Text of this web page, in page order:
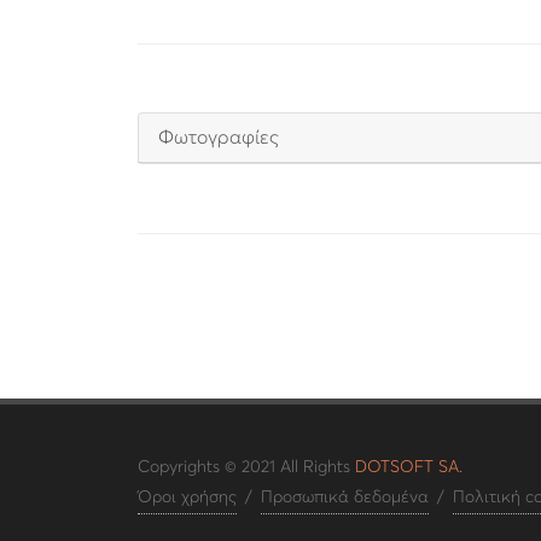
Φωτογραφίες
Copyrights © 2021 All Rights DOTSOFT SA.
Όροι χρήσης / Προσωπικά δεδομένα / Πολιτική